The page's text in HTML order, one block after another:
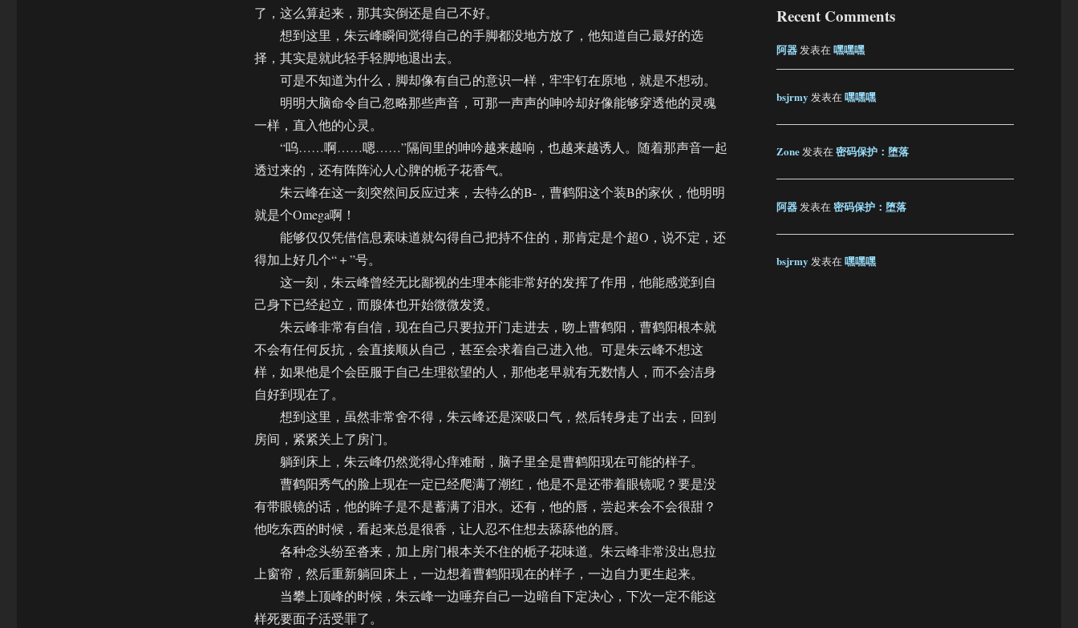
了，这么算起来，那其实倒还是自己不好。
想到这里，朱云峰瞬间觉得自己的手脚都没地方放了，他知道自己最好的选
择，其实是就此轻手轻脚地退出去。
可是不知道为什么，脚却像有自己的意识一样，牢牢钉在原地，就是不想动。
明明大脑命令自己忽略那些声音，可那一声声的呻吟却好像能够穿透他的灵魂
一样，直入他的心灵。
“呜……啊……嗯……”隔间里的呻吟越来越响，也越来越诱人。随着那声音一起
透过来的，还有阵阵沁人心脾的栀子花香气。
朱云峰在这一刻突然间反应过来，去特么的B-，曹鹤阳这个装B的家伙，他明明
就是个Omega啊！
能够仅仅凭借信息素味道就勾得自己把持不住的，那肯定是个超O，说不定，还
得加上好几个“＋”号。
这一刻，朱云峰曾经无比鄙视的生理本能非常好的发挥了作用，他能感觉到自
己身下已经起立，而腺体也开始微微发烫。
朱云峰非常有自信，现在自己只要拉开门走进去，吻上曹鹤阳，曹鹤阳根本就
不会有任何反抗，会直接顺从自己，甚至会求着自己进入他。可是朱云峰不想这
样，如果他是个会臣服于自己生理欲望的人，那他老早就有无数情人，而不会洁身
自好到现在了。
想到这里，虽然非常舍不得，朱云峰还是深吸口气，然后转身走了出去，回到
房间，紧紧关上了房门。
躺到床上，朱云峰仍然觉得心痒难耐，脑子里全是曹鹤阳现在可能的样子。
曹鹤阳秀气的脸上现在一定已经爬满了潮红，他是不是还带着眼镜呢？要是没
有带眼镜的话，他的眸子是不是蓄满了泪水。还有，他的唇，尝起来会不会很甜？
他吃东西的时候，看起来总是很香，让人忍不住想去舔舔他的唇。
各种念头纷至沓来，加上房门根本关不住的栀子花味道。朱云峰非常没出息拉
上窗帘，然后重新躺回床上，一边想着曹鹤阳现在的样子，一边自力更生起来。
当攀上顶峰的时候，朱云峰一边唾弃自己一边暗自下定决心，下次一定不能这
样死要面子活受罪了。
Recent Comments
阿器发表在嘿嘿嘿
bsjrmy 发表在嘿嘿嘿
Zone发表在密码保护：堕落
阿器发表在密码保护：堕落
bsjrmy 发表在嘿嘿嘿